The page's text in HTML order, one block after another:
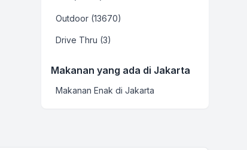
Outdoor (13670)
Drive Thru (3)
Makanan yang ada di Jakarta
Makanan Enak di Jakarta